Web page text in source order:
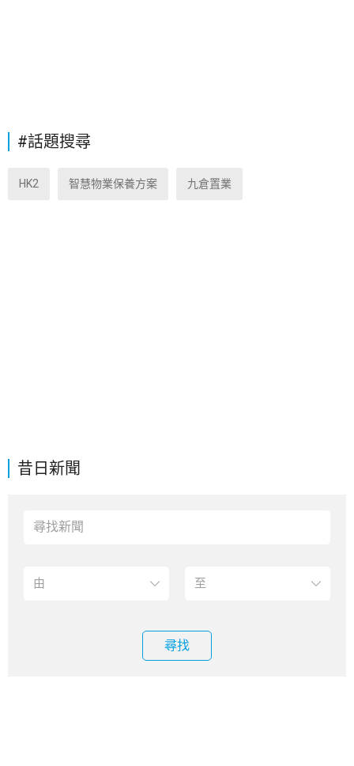
昔日新聞
尋找
#話題搜尋
HK2 智慧物業保養方案 九倉置業